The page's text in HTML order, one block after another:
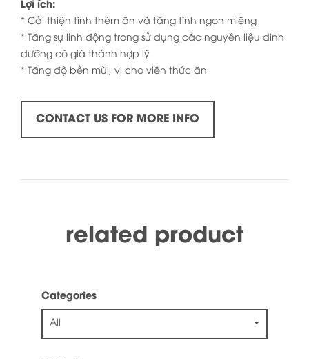
Lợi ích:
* Cải thiện tính thèm ăn và tăng tính ngon miệng
* Tăng sự linh động trong sử dụng các nguyên liệu dinh
dưỡng có giá thành hợp lý
* Tăng độ bền mùi, vị cho viên thức ăn
CONTACT US FOR MORE INFO
related product
Categories
All